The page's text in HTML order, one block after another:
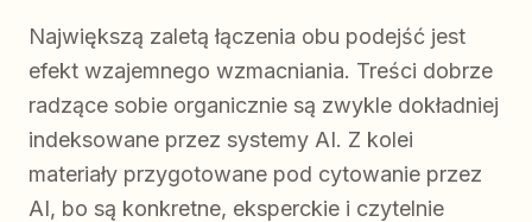
Największą zaletą łączenia obu podejść jest
efekt wzajemnego wzmacniania. Treści dobrze
radzące sobie organicznie są zwykle dokładniej
indeksowane przez systemy AI. Z kolei
materiały przygotowane pod cytowanie przez
AI, bo są konkretne, eksperckie i czytelnie